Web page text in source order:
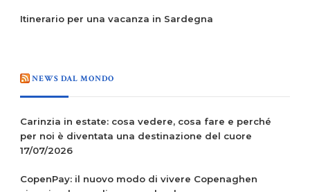
Itinerario per una vacanza in Sardegna
NEWS DAL MONDO
Carinzia in estate: cosa vedere, cosa fare e perché
per noi è diventata una destinazione del cuore
17/07/2026
CopenPay: il nuovo modo di vivere Copenaghen